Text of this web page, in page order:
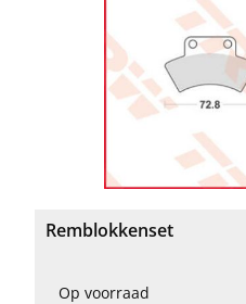
Remblokkenset
Op voorraad